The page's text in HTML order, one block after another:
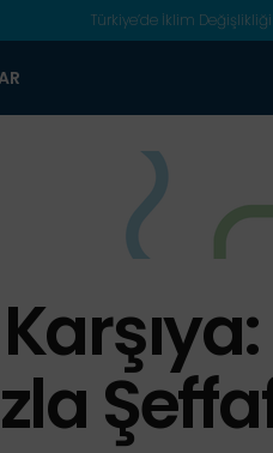
Türkiye’de İklim Değişlikliği